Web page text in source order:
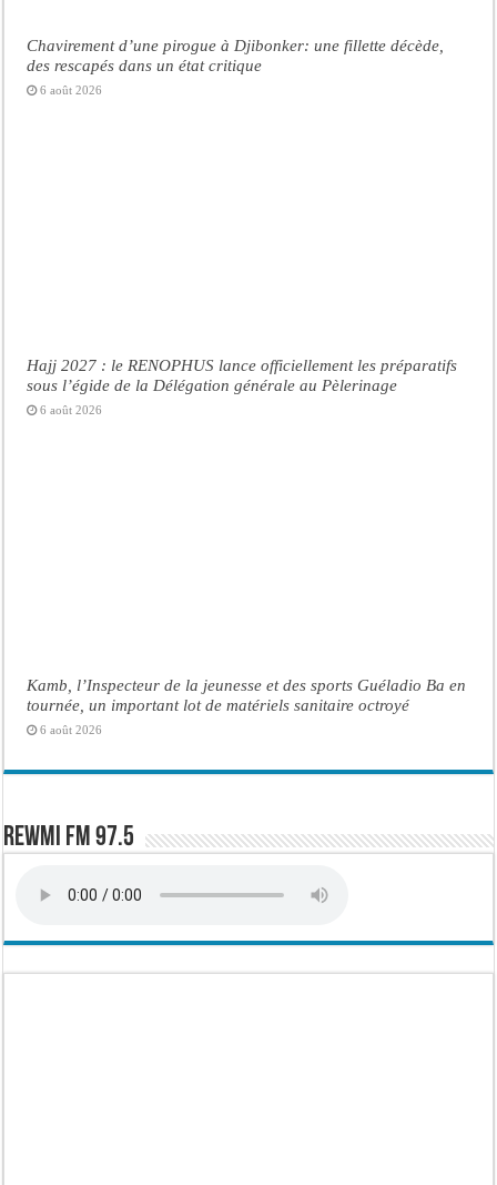
Chavirement d’une pirogue à Djibonker: une fillette décède,
des rescapés dans un état critique
6 août 2026
Hajj 2027 : le RENOPHUS lance officiellement les préparatifs
sous l’égide de la Délégation générale au Pèlerinage
6 août 2026
Kamb, l’Inspecteur de la jeunesse et des sports Guéladio Ba en
tournée, un important lot de matériels sanitaire octroyé
6 août 2026
Rewmi FM 97.5